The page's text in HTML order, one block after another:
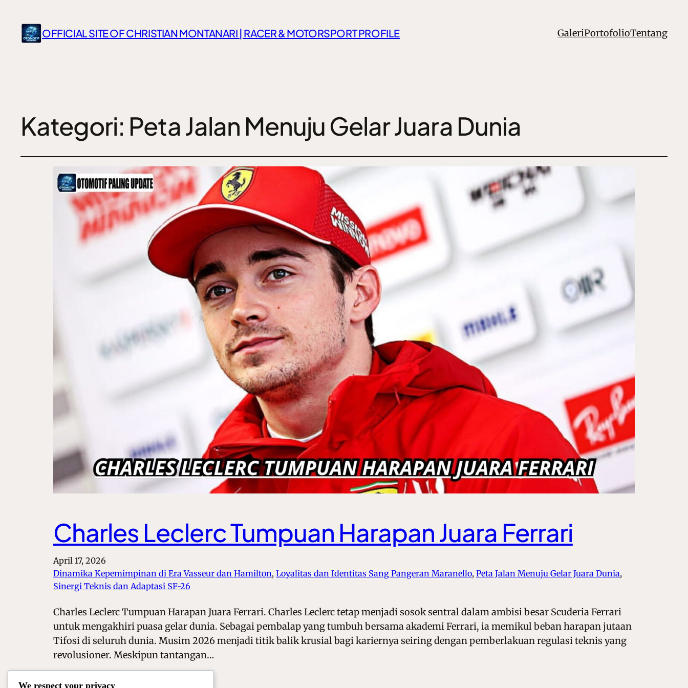
OFFICIAL SITE OF CHRISTIAN MONTANARI | RACER & MOTORSPORT PROFILE GaleriPortofolioTentang
Kategori: Peta Jalan Menuju Gelar Juara Dunia
Charles Leclerc Tumpuan Harapan Juara Ferrari
April 17, 2026
Dinamika Kepemimpinan di Era Vasseur dan Hamilton, Loyalitas dan Identitas Sang Pangeran Maranello, Peta Jalan Menuju Gelar Juara Dunia
Sinergi Teknis dan Adaptasi SF-26
Charles Leclerc Tumpuan Harapan Juara Ferrari. Charles Leclerc tetap menjadi sosok sentral dalam ambisi besar Scuderia Ferrari
untuk mengakhiri puasa gelar dunia. Sebagai pembalap yang tumbuh bersama akademi Ferrari, ia memikul beban harapan jutaan
Tifosi di seluruh dunia. Musim 2026 menjadi titik balik krusial bagi kariernya seiring dengan pemberlakuan regulasi teknis yang
revolusioner. Meskipun tantangan…
We respect your privacy